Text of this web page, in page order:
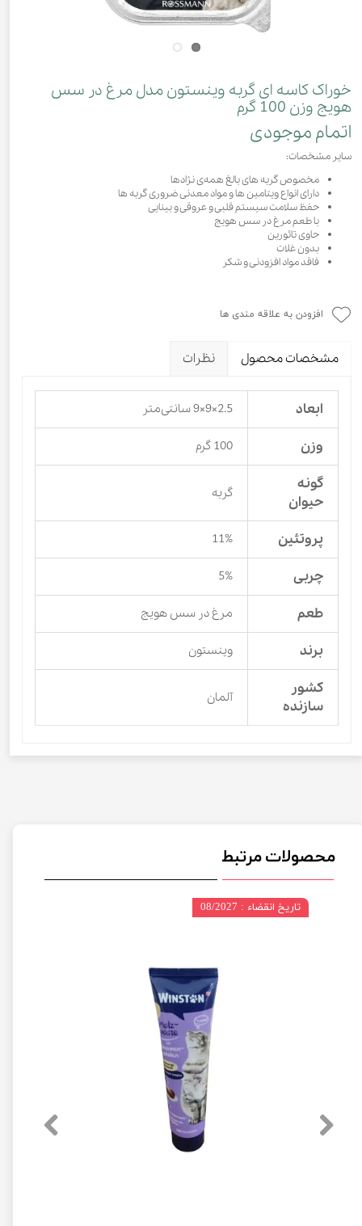
خوراک کاسه‌ ای گربه وینستون مدل مرغ در سس
هویج وزن 100 گرم
اتمام موجودی
سایر مشخصات:
مخصوص گربه های بالغ همه‌ی نژاد‌ها
دارای انواع ویتامین ها و مواد معدنی ضروری گربه ها
حفظ سلامت سیستم قلبی و عروقی و بینایی
با طعم مرغ در سس هویج
حاوی تائورین
بدون غلات
فاقد مواد افزودنی و شکر
افزودن به علاقه مندی ها
مشخصات محصول نظرات
ابعاد 2.5×9×9 سانتی‌متر
وزن 100 گرم
گونه
حیوان
گربه
پروتئین 11%
چربی 5%
طعم مرغ در سس هویج
برند وینستون
کشور
سازنده
آلمان
محصولات مرتبط
تاریخ انقضاء : 08/2027